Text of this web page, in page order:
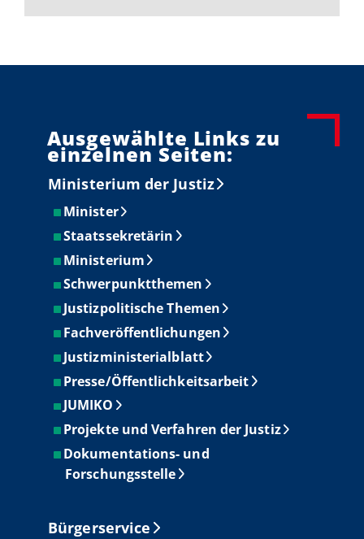
Ausgewählte Links zu
einzelnen Seiten:
Ministerium der Justiz
Minister
Staatssekretärin
Ministerium
Schwerpunktthemen
Justizpolitische Themen
Fachveröffentlichungen
Justizministerialblatt
Presse/Öffentlichkeitsarbeit
JUMIKO
Projekte und Verfahren der Justiz
Dokumentations- und
Forschungsstelle
Bürgerservice